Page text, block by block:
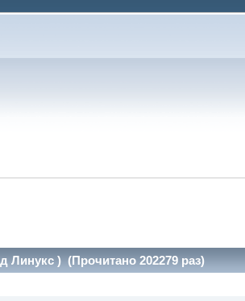
Линукс ) (Прочитано 202279 раз)